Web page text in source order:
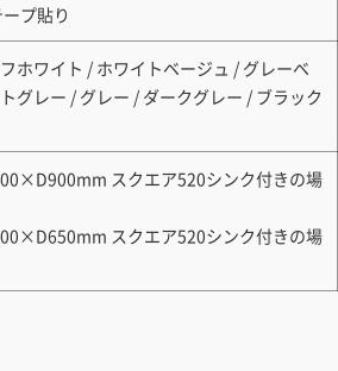
プ貼り
ホワイト / ホワイトベージュ / グレーベ
グレー / グレー / ダークグレー / ブラック
スクエア520シンク付きの場
スクエア520シンク付きの場